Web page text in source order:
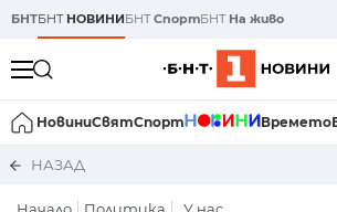
БНТБНТ НОВИНИБНТСпортБНТ На живо
НовиниСвятСпорт Времето
НАЗАД